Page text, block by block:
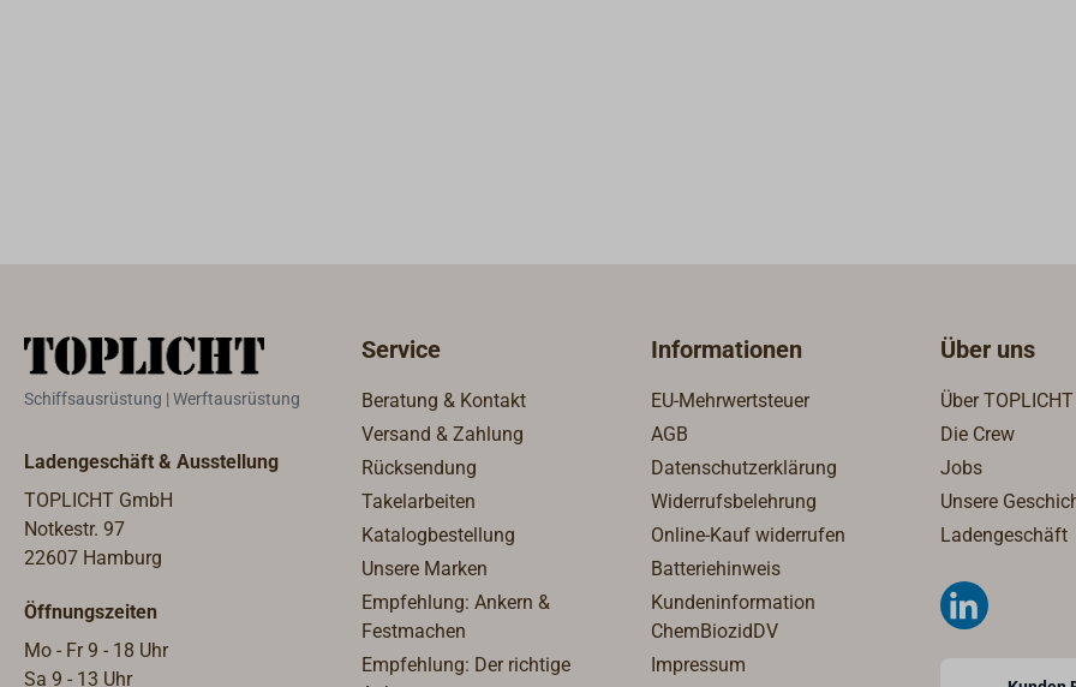
Schiffsausrüstung | Werftausrüstung
Ladengeschäft & Ausstellung
TOPLICHT GmbH
Notkestr. 97
22607 Hamburg
Öffnungszeiten
Mo - Fr 9 - 18 Uhr
Sa 9 - 13 Uhr
Service
Beratung & Kontakt
Versand & Zahlung
Rücksendung
Takelarbeiten
Katalogbestellung
Unsere Marken
Empfehlung: Ankern &
Festmachen
Empfehlung: Der richtige
Informationen
EU-Mehrwertsteuer
AGB
Datenschutzerklärung
Widerrufsbelehrung
Online-Kauf widerrufen
Batteriehinweis
Kundeninformation
ChemBiozidDV
Impressum
Über uns
Über TOPLICHT
Die Crew
Jobs
Unsere
Ladengeschäft